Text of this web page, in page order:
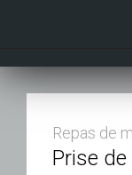
Repas de
Prise